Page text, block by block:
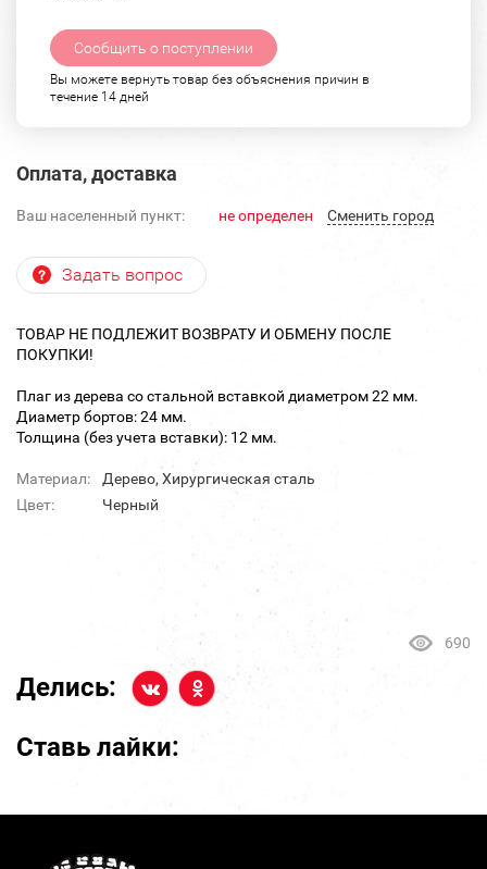
Сообщить о поступлении
Вы можете вернуть товар без объяснения причин в
течение 14 дней
Оплата, доставка
Ваш населенный пункт: не определен Cменить город
Задать вопрос
ТОВАР НЕ ПОДЛЕЖИТ ВОЗВРАТУ И ОБМЕНУ ПОСЛЕ
ПОКУПКИ!
Плаг из дерева со стальной вставкой диаметром 22 мм.
Диаметр бортов: 24 мм.
Толщина (без учета вставки): 12 мм.
Материал:
Дерево, Хирургическая сталь
Цвет:
Черный
690
Делись:
Ставь лайки: